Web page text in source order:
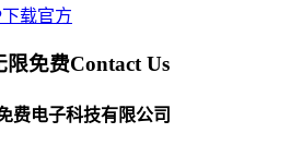
载官方
限免费Contact Us
费电子科技有限公司